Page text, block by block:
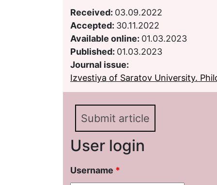
Received: 03.09.2022
Accepted: 30.11.2022
Available online: 01.03.2023
Published: 01.03.2023
Journal issue:
Izvestiya of Saratov University.
Submit article
User login
Username *